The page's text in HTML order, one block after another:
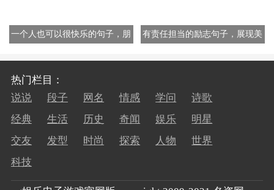
一个人也可以很快乐的句子，朋
有责任担当的励志句子，展现美
热门栏目：
说说
段子 网名 情感 学问
诗歌
经典
生活 历史 奇闻 娱乐
明星
交友
发型 时尚 探索 人物
世界
科技